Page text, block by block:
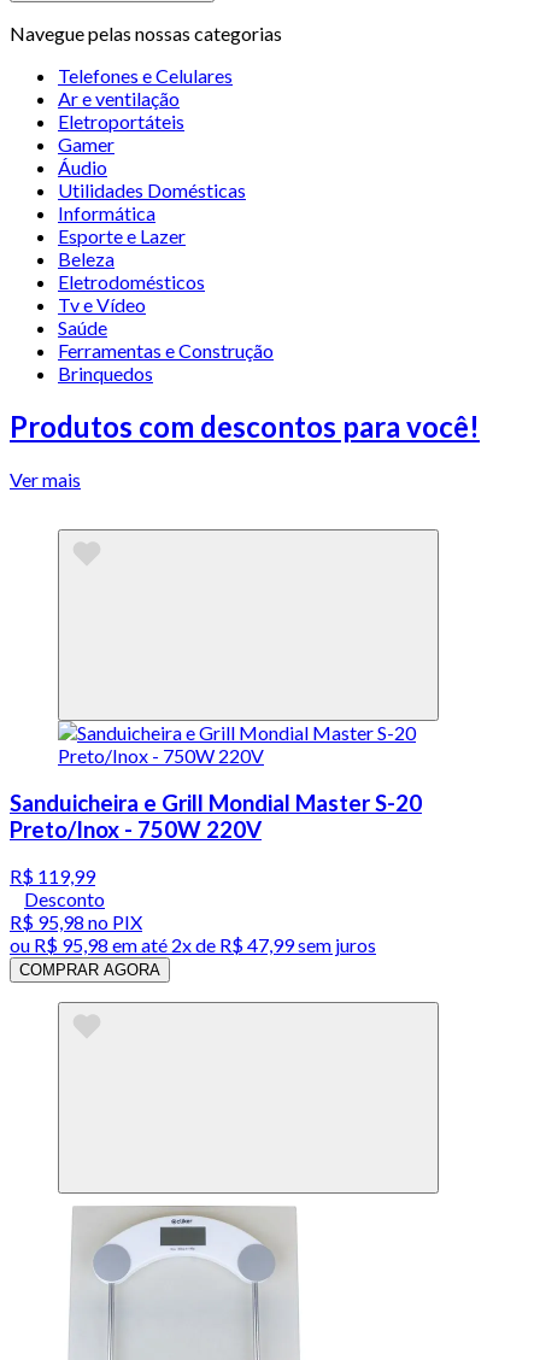
Navegue pelas nossas categorias
Telefones e Celulares
Ar e ventilação
Eletroportáteis
Gamer
Áudio
Utilidades Domésticas
Informática
Esporte e Lazer
Beleza
Eletrodomésticos
Tv e Vídeo
Saúde
Ferramentas e Construção
Brinquedos
Produtos com descontos para você!
Ver mais
Sanduicheira e Grill Mondial Master S-20
Preto/Inox - 750W 220V
R$ 119,99
Desconto
R$ 95,98 no PIX
ou R$ 95,98 em até 2x de R$ 47,99 sem juros
COMPRAR AGORA